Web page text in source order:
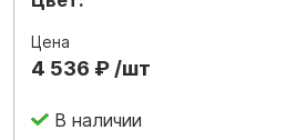
Цена
4 536 ₽ /шт
В наличии